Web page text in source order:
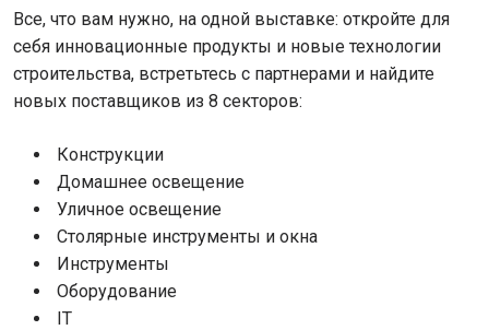
Все, что вам нужно, на одной выставке: откройте для
себя инновационные продукты и новые технологии
строительства, встретьтесь с партнерами и найдите
новых поставщиков из 8 секторов:
Конструкции
Домашнее освещение
Уличное освещение
Столярные инструменты и окна
Инструменты
Оборудование
IT